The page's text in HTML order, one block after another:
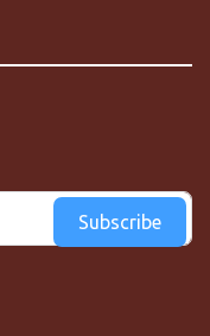
Subscribe